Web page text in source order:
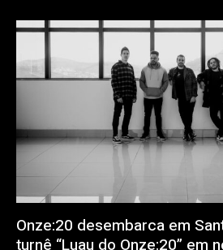
Onze:20 desembarca em
turnê “Luau do Onze:20” em